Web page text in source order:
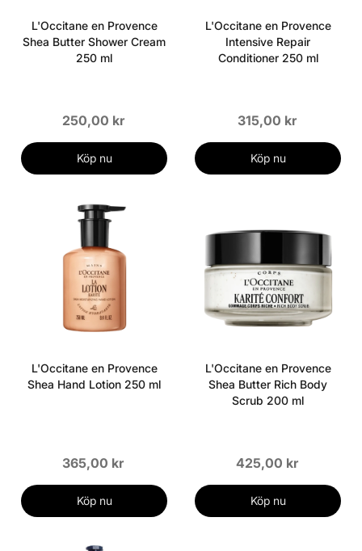
L'Occitane en Provence
Shea Butter Shower Cream
250 ml
250,00 kr
Köp nu
L'Occitane en Provence
Intensive Repair
Conditioner 250 ml
315,00 kr
Köp nu
L'Occitane en Provence
Shea Hand Lotion 250 ml
365,00 kr
Köp nu
L'Occitane en Provence
Shea Butter Rich Body
Scrub 200 ml
425,00 kr
Köp nu